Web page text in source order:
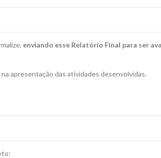
enviando esse Relatório Final para ser
apresentação das atividades desenvolvidas.